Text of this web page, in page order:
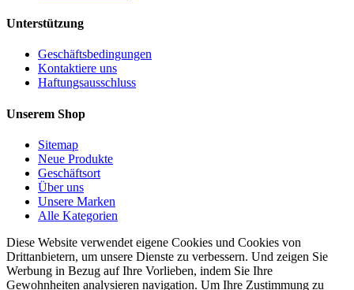
Unterstützung
Geschäftsbedingungen
Kontaktiere uns
Haftungsausschluss
Unserem Shop
Sitemap
Neue Produkte
Geschäftsort
Über uns
Unsere Marken
Alle Kategorien
Diese Website verwendet eigene Cookies und Cookies von
Drittanbietern, um unsere Dienste zu verbessern. Und zeigen Sie
Werbung in Bezug auf Ihre Vorlieben, indem Sie Ihre
Gewohnheiten analysieren navigation. Um Ihre Zustimmung zu